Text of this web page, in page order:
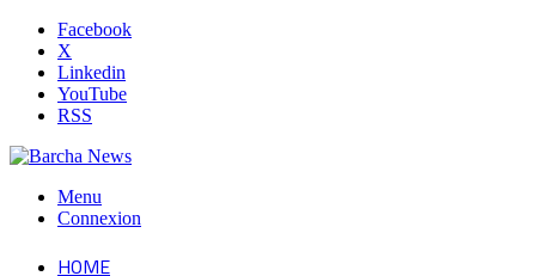
Facebook
X
Linkedin
YouTube
RSS
Menu
Connexion
HOME